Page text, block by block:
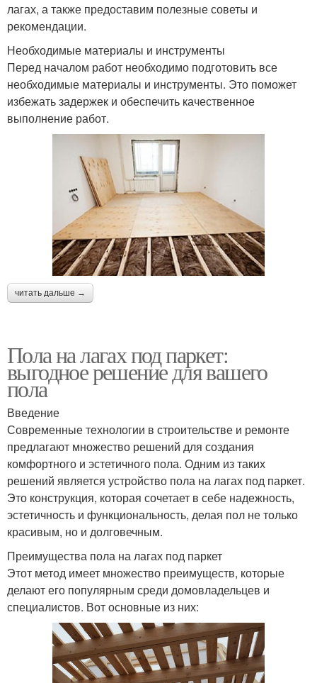
лагах, а также предоставим полезные советы и
рекомендации.
Необходимые материалы и инструменты
Перед началом работ необходимо подготовить все
необходимые материалы и инструменты. Это поможет
избежать задержек и обеспечить качественное
выполнение работ.
читать дальше →
Пола на лагах под паркет:
выгодное решение для вашего
пола
Введение
Современные технологии в строительстве и ремонте
предлагают множество решений для создания
комфортного и эстетичного пола. Одним из таких
решений является устройство пола на лагах под паркет.
Это конструкция, которая сочетает в себе надежность,
эстетичность и функциональность, делая пол не только
красивым, но и долговечным.
Преимущества пола на лагах под паркет
Этот метод имеет множество преимуществ, которые
делают его популярным среди домовладельцев и
специалистов. Вот основные из них: